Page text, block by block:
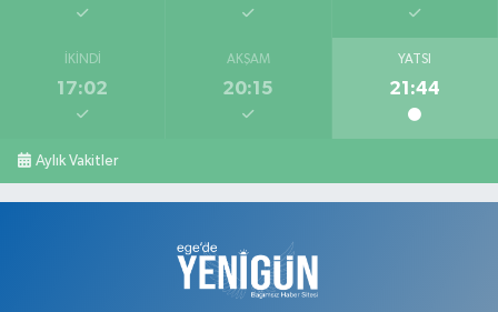
İKINDI
17:02
AKŞAM
20:15
YATSI
21:44
Aylık Vakitler